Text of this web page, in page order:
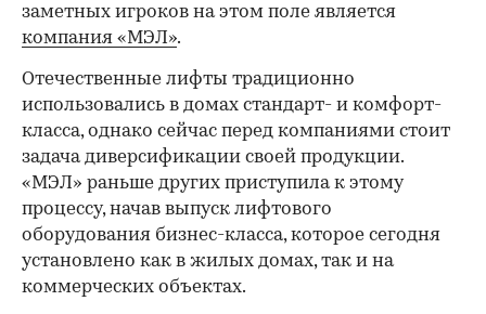
заметных игроков на этом поле является
компания «МЭЛ».
Отечественные лифты традиционно
использовались в домах стандарт- и комфорт-
класса, однако сейчас перед компаниями стоит
задача диверсификации своей продукции.
«МЭЛ» раньше других приступила к этому
процессу, начав выпуск лифтового
оборудования бизнес-класса, которое сегодня
установлено как в жилых домах, так и на
коммерческих объектах.